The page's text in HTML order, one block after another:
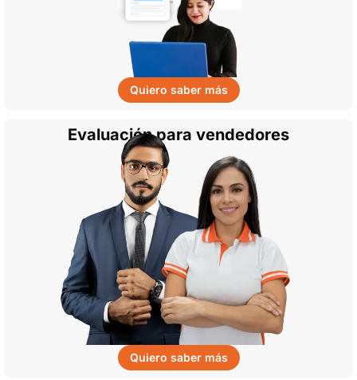
Quiero saber más
Evaluación para vendedores
Quiero saber más